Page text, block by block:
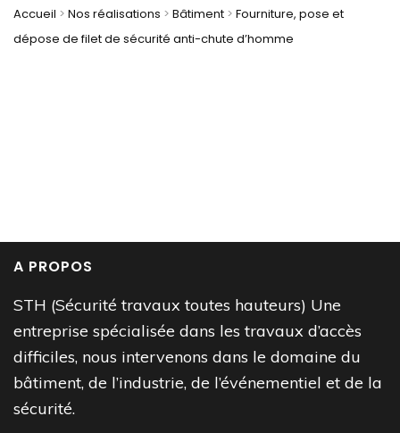
Accueil > Nos réalisations > Bâtiment > Fourniture, pose et
dépose de filet de sécurité anti-chute d’homme
A PROPOS
STH (Sécurité travaux toutes hauteurs) Une
entreprise spécialisée dans les travaux d’accès
difficiles, nous intervenons dans le domaine du
bâtiment, de l’industrie, de l’événementiel et de la
sécurité.